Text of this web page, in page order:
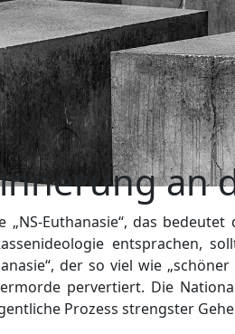
an
„NS-Euthanasie“, das
entsprachen,
der so viel wie
pervertiert. Die
Prozess strengster